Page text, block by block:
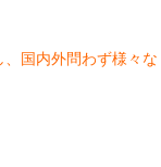
国内外問わず様々な